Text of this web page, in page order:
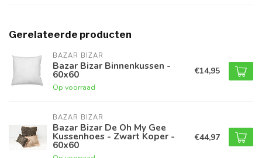
Gerelateerde producten
BAZAR BIZAR
Bazar Bizar Binnenkussen -
60x60
Op voorraad
€14,95
BAZAR BIZAR
Bazar Bizar De Oh My Gee
Kussenhoes - Zwart Koper -
60x60
€44,97